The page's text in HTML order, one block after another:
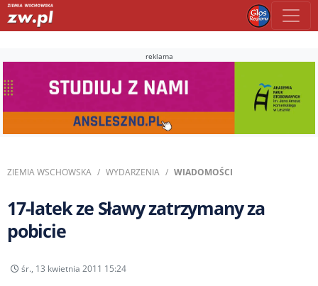
reklama
ZIEMIA WSCHOWSKA WYDARZENIA WIADOMOŚCI
17-latek ze Sławy zatrzymany za
pobicie
śr., 13 kwietnia 2011 15:24